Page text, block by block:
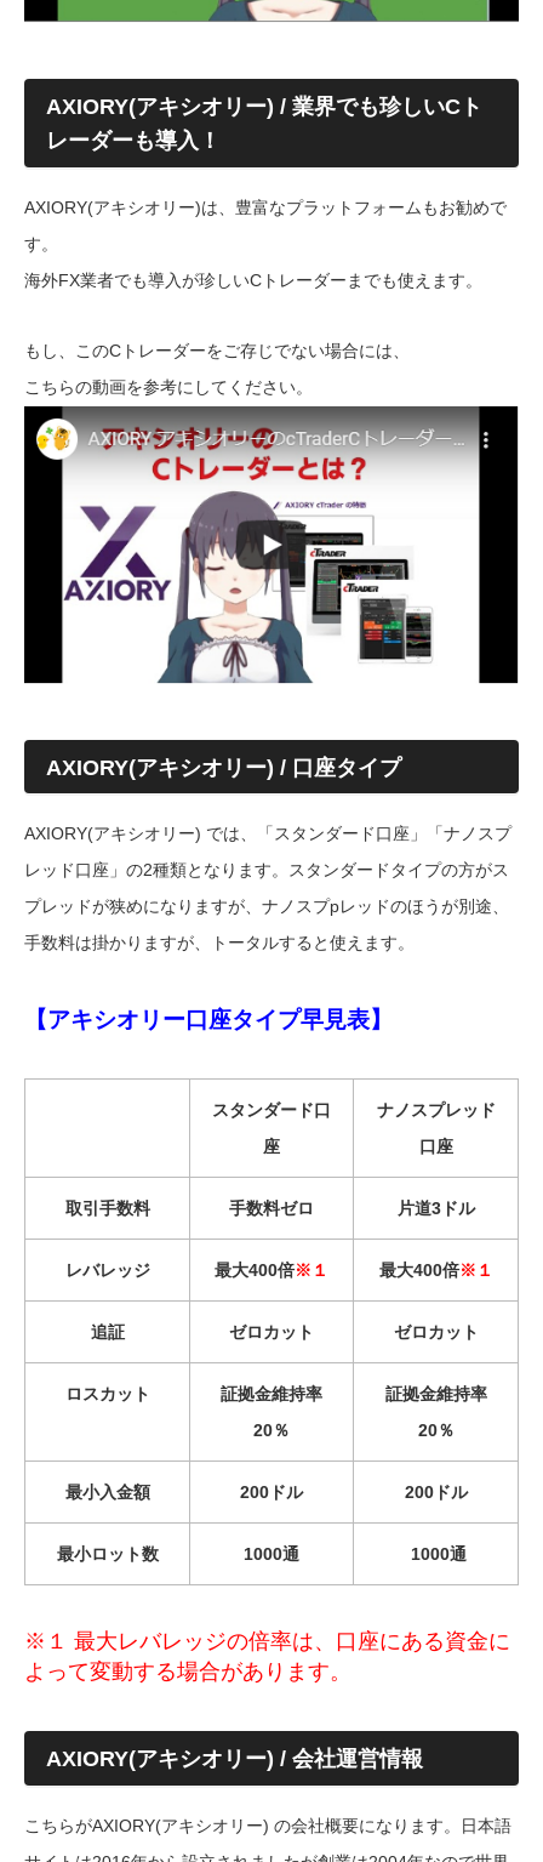
AXIORY(アキシオリー) / 業界でも珍しいCト
レーダーも導入！
AXIORY(アキシオリー)は、豊富なプラットフォームもお勧めで
す。
海外FX業者でも導入が珍しいCトレーダーまでも使えます。
もし、このCトレーダーをご存じでない場合には、
こちらの動画を参考にしてください。
AXIORY(アキシオリー) / 口座タイプ
AXIORY(アキシオリー) では、「スタンダード口座」「ナノスプ
レッド口座」の2種類となります。スタンダードタイプの方がス
プレッドが狭めになりますが、ナノスプpレッドのほうが別途、
手数料は掛かりますが、トータルすると使えます。
【アキシオリー口座タイプ早見表】
スタンダード口
座
ナノスプレッド
口座
取引手数料 手数料ゼロ 片道3ドル
レバレッジ 最大400倍※１ 最大400倍※１
追証 ゼロカット ゼロカット
ロスカット
証拠金維持率
20％
証拠金維持率
20％
最小入金額 200ドル 200ドル
最小ロット数 1000通 1000通
※１ 最大レバレッジの倍率は、口座にある資金に
よって変動する場合があります。
AXIORY(アキシオリー) / 会社運営情報
こちらがAXIORY(アキシオリー) の会社概要になります。日本語